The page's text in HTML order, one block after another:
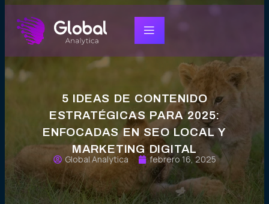
5 IDEAS DE CONTENIDO
ESTRATÉGICAS PARA 2025:
ENFOCADAS EN SEO LOCAL Y
MARKETING DIGITAL
Global Analytica febrero 16, 2025